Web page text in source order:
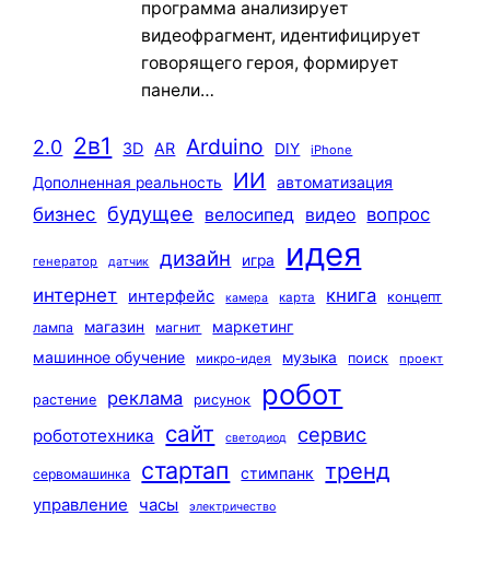
программа анализирует
видеофрагмент, идентифицирует
говорящего героя, формирует
панели…
2.0 2в1 3D AR Arduino DIY iPhone
Дополненная реальность ИИ автоматизация
бизнес будущее велосипед видео вопрос
генератор датчик дизайн игра идея
интернет интерфейс камера карта книга
концепт
лампа
магазин магнит
маркетинг
машинное обучение
микро-идея музыка поиск проект
растение реклама рисунок робот
робототехника сайт светодиод сервис
сервомашинка стартап стимпанк тренд
управление часы электричество